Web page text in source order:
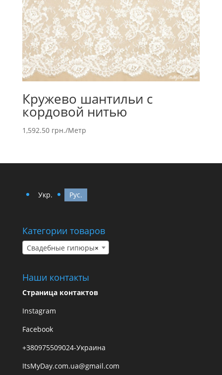
Кружево шантильи с
кордовой нитью
1,592.50 грн./Метр
Укр. Рус.
Категории товаров
×
Свадебные гипюры
Наши контакты
Страница контактов
Instagram
Facebook
+380975509024-Украина
ItsMyDay.com.ua@gmail.com